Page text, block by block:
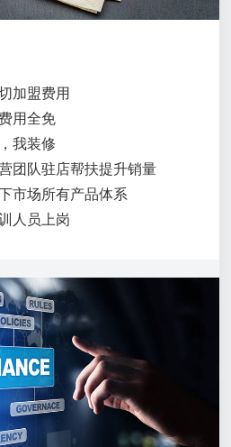
加盟费用
用全免
我装修
团队驻店帮扶提升销量
市场所有产品体系
人员上岗